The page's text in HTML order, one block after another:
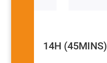
14H (45MINS)